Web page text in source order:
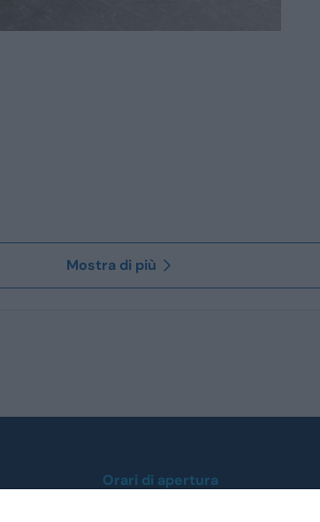
Mostra di più
Orari di apertura